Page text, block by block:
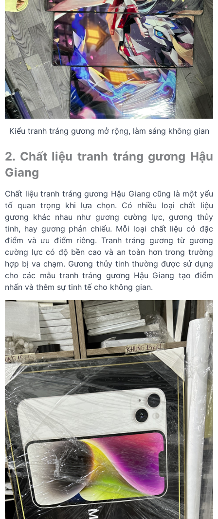
Kiểu tranh tráng gương mở rộng, làm sáng không gian
2. Chất liệu tranh tráng gương Hậu
Giang
Chất liệu tranh tráng gương Hậu Giang cũng là một yếu
tố quan trọng khi lựa chọn. Có nhiều loại chất liệu
gương khác nhau như gương cường lực, gương thủy
tinh, hay gương phản chiếu. Mỗi loại chất liệu có đặc
điểm và ưu điểm riêng. Tranh tráng gương từ gương
cường lực có độ bền cao và an toàn hơn trong trường
hợp bị va chạm. Gương thủy tinh thường được sử dụng
cho các mẫu tranh tráng gương Hậu Giang tạo điểm
nhấn và thêm sự tinh tế cho không gian.